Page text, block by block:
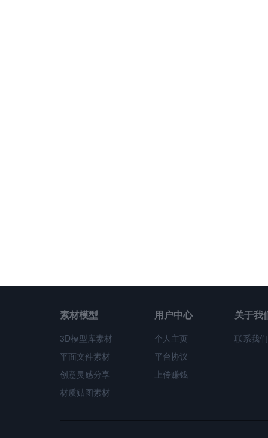
素材模型
3D模型库素材
平面文件素材
创意灵感分享
材质贴图素材
用户中心
个人主页
平台协议
上传赚钱
关于我
联系我们